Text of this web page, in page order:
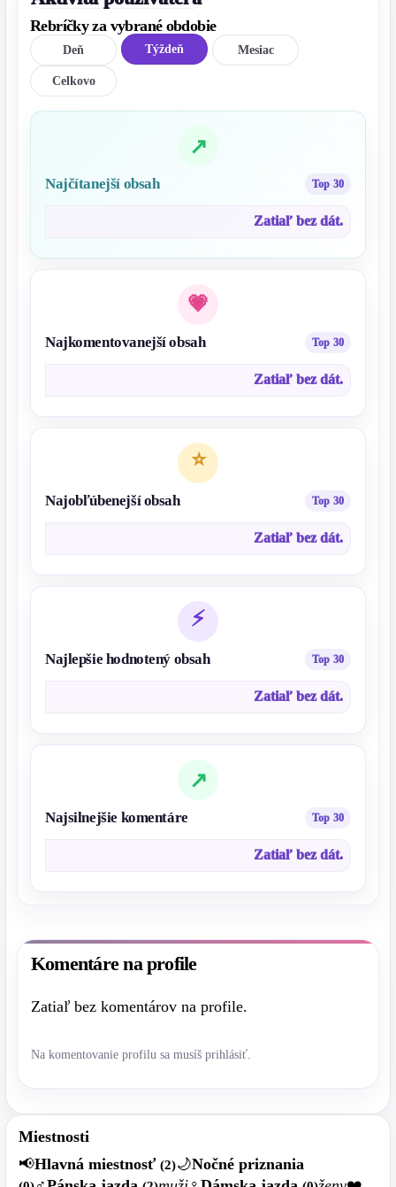
Rebríčky za vybrané obdobie
Deň Týždeň Mesiac
Celkovo
Najčítanejší obsah
Zatiaľ bez dát.
Najkomentovanejší obsah
Zatiaľ bez dát.
Najobľúbenejší obsah
Zatiaľ bez dát.
Najlepšie hodnotený obsah
Zatiaľ bez dát.
Najsilnejšie komentáre
Zatiaľ bez dát.
Komentáre na profile
Zatiaľ bez komentárov na profile.
Na komentovanie profilu sa musíš prihlásiť.
Miestnosti
📢Hlavná miestnosť (2)🌙Nočné priznania